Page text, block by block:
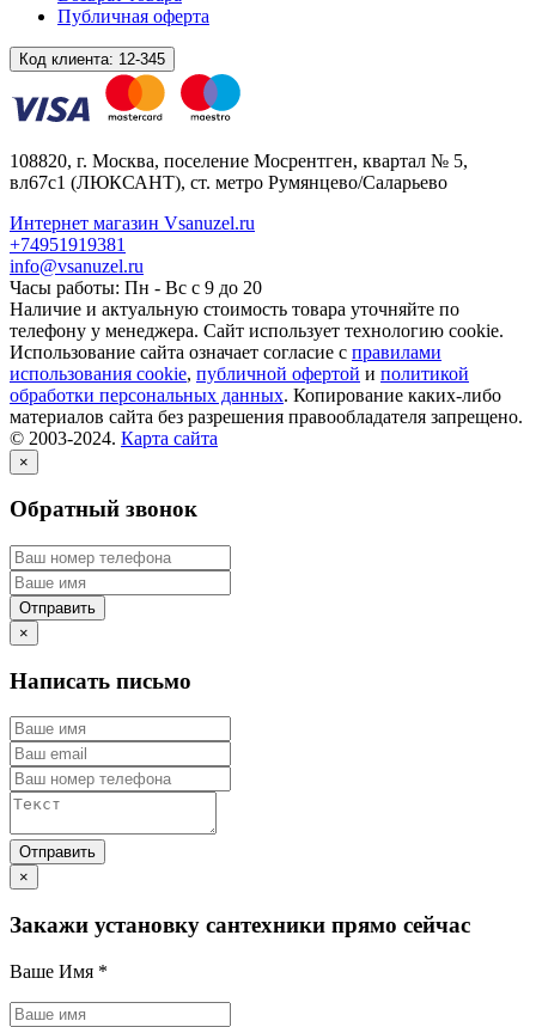
Публичная оферта
Код клиента: 12-345
108820, г. Москва, поселение Мосрентген, квартал № 5,
вл67с1 (ЛЮКСАНТ), ст. метро Румянцево/Саларьево
Интернет магазин Vsanuzel.ru
+74951919381
info@vsanuzel.ru
Часы работы: Пн - Вс с 9 до 20
Наличие и актуальную стоимость товара уточняйте по
телефону у менеджера. Сайт использует технологию cookie.
Использование сайта означает согласие с правилами
использования cookie, публичной офертой и политикой
обработки персональных данных. Копирование каких-либо
материалов сайта без разрешения правообладателя запрещено.
© 2003-2024. Карта сайта
×
Обратный звонок
×
Написать письмо
×
Закажи установку сантехники прямо сейчас
Ваше Имя *